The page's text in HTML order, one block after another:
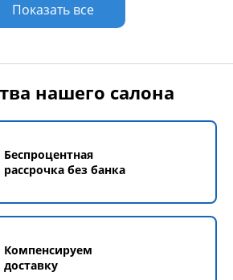
Показать все
нашего салона
Беспроцентная
рассрочка без банка
Компенсируем
доставку